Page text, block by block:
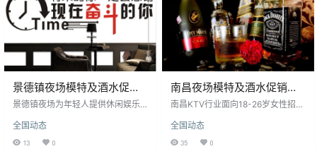
景德镇夜场模特及酒水促销
员招聘要求与职业特点
景德镇夜场为年轻人提供休闲娱乐
轻漂亮、充满活力，具备较高素
质。工作主要是服务客人，促销酒
全国动态
13 0
南昌夜场模特及酒水促销员
招聘信息
南昌KTV行业面向18-26岁女性招聘
尚、气质良好，提供日薪800元起。
无需学历背景，无入场费，当天可
全国动态
35 0